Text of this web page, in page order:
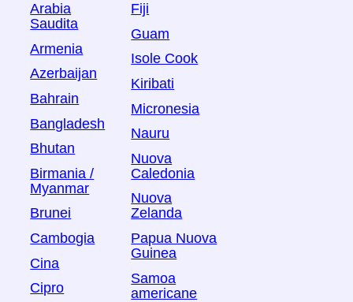
Arabia
Saudita
Armenia
Azerbaijan
Bahrain
Bangladesh
Bhutan
Birmania /
Myanmar
Brunei
Cambogia
Cina
Cipro
Fiji
Guam
Isole Cook
Kiribati
Micronesia
Nauru
Nuova
Caledonia
Nuova
Zelanda
Papua Nuova
Guinea
Samoa
americane